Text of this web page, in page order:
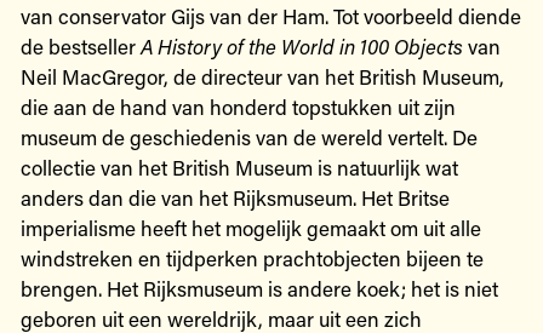
van conservator Gijs van der Ham. Tot voorbeeld diende
de bestsellerA History of the World in 100 Objects van
Neil MacGregor, de directeur van het British Museum,
die aan de hand van honderd topstukken uit zijn
museum de geschiedenis van de wereld vertelt. De
collectie van het British Museum is natuurlijk wat
anders dan die van het Rijksmuseum. Het Britse
imperialisme heeft het mogelijk gemaakt om uit alle
windstreken en tijdperken prachtobjecten bijeen te
brengen. Het Rijksmuseum is andere koek; het is niet
geboren uit een wereldrijk, maar uit een zich